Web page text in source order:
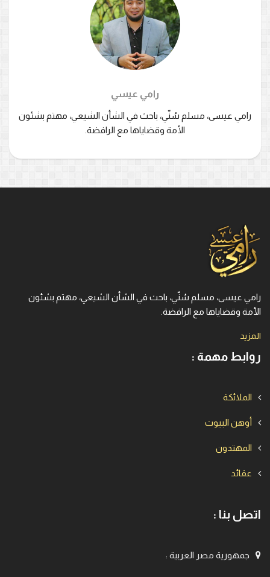
رامي عيسي
رامي عيسى، مسلم سُنّي، باحث في الشأن الشيعي، مهتم بشئون
الأمة وقضاياها مع الرافضة.
رامي عيسى، مسلم سُنّي، باحث في الشأن الشيعي، مهتم بشئون
الأمة وقضاياها مع الرافضة.
المزيد
روابط مهمة :
الملائكة
أوهن البيوت
المهتدون
عقائد
اتصل بنا :
جمهورية مصر العربية :